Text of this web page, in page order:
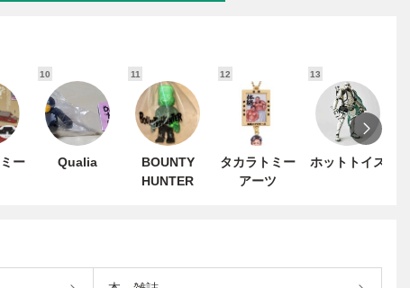
ー
10
Qualia
11
BOUNTY
HUNTER
12
タカラトミー
アーツ
13
ホットトイズ